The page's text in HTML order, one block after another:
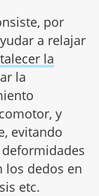
por
a relajar
la
la
y
evitando
los dedos en
etc.